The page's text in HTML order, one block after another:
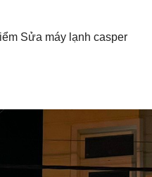
Sửa máy lạnh casper